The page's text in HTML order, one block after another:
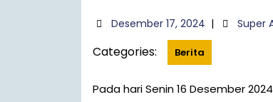
Desember 17, 2024 | Super
Categories: Berita
Pada hari Senin 16 Desember 2024 untuk mengisi waktu setelah kegiatan Sumatif Akhir